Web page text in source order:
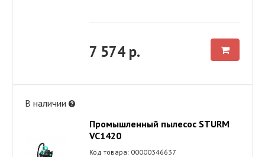
7 574 р.
В наличии
Промышленный пылесос STURM
VC1420
Код товара: 00000346637